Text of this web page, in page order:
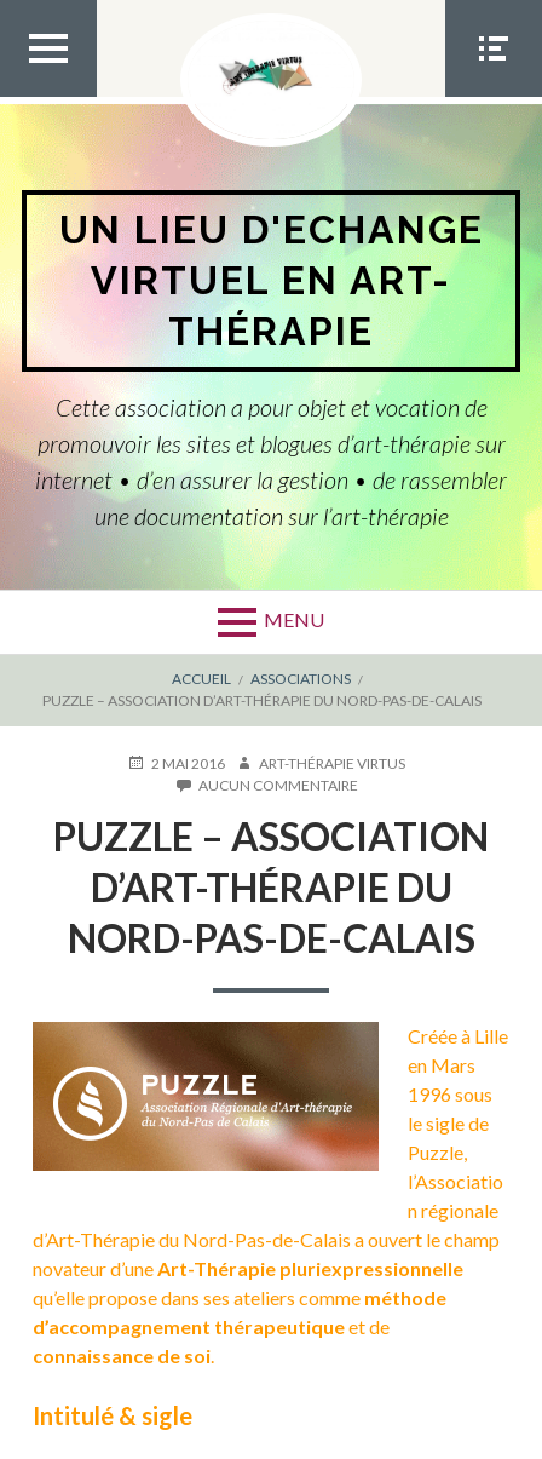
contenu
MEN
U TOP
MEN
U
SOCIA
UN LIEU D'ECHANGE
VIRTUEL EN ART-
THÉRAPIE
Cette association a pour objet et vocation de
promouvoir les sites et blogues d’art-thérapie sur
internet • d’en assurer la gestion • de rassembler
une documentation sur l’art-thérapie
MENU
FIL
D'ARIANE
ACCUEIL
ASSOCIATIONS
PUZZLE – ASSOCIATION D’ART-THÉRAPIE DU NORD-PAS-DE-CALAIS
PUBLIÉ2 MAI 2016 AUTEUR
ART-THÉRAPIE VIRTUS
AUCUN COMMENTAIRE
–
ASSOCIATION
D’ART-
THÉRAPIE
NORD-
PAS-
PUZZLE – ASSOCIATION
D’ART-THÉRAPIE DU
NORD-PAS-DE-CALAIS
Créée à Lille
en Mars
1996 sous
le sigle de
Puzzle,
l’Associatio
n régionale
d’Art-Thérapie du Nord-Pas-de-Calais a ouvert le champ
novateur d’une Art-Thérapie pluriexpressionnelle
qu’elle propose dans ses ateliers comme méthode
d’accompagnement thérapeutiqueet de
connaissance de soi.
Intitulé & sigle